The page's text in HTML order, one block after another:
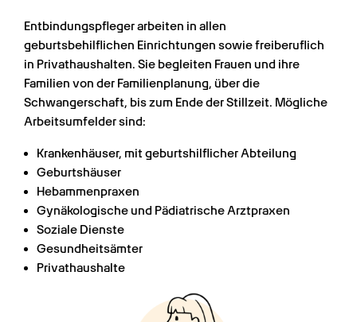
Entbindungspfleger arbeiten in allen
geburtsbehilflichen Einrichtungen sowie freiberuflich
in Privathaushalten. Sie begleiten Frauen und ihre
Familien von der Familienplanung, über die
Schwangerschaft, bis zum Ende der Stillzeit. Mögliche
Arbeitsumfelder sind:
Krankenhäuser, mit geburtshilflicher Abteilung
Geburtshäuser
Hebammenpraxen
Gynäkologische und Pädiatrische Arztpraxen
Soziale Dienste
Gesundheitsämter
Privathaushalte